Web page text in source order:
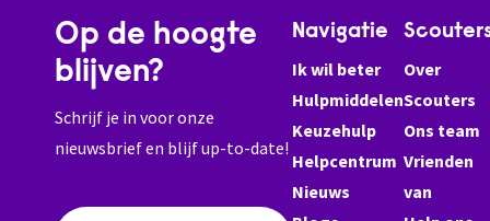
Op de hoogte
blijven?
Schrijf je in voor onze
nieuwsbrief en blijf up-to-date!
Navigatie
Ik wil beter
Hulpmiddelen
Keuzehulp
Helpcentrum
Nieuws
Over
Scouters
Ons team
Vrienden
van